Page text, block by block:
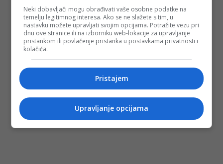
Neki dobavljači mogu obrađivati vaše osobne podatke na
temelju legitimnog interesa. Ako se ne slažete s tim, u
nastavku možete upravljati svojim opcijama. Potražite vezu pri
dnu ove stranice ili na izborniku web-lokacije za upravljanje
pristankom ili povlačenje pristanka u postavkama privatnosti i
kolačića.
Pristajem
Upravljanje opcijama